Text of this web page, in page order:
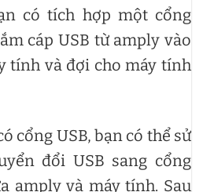
có tích hợp một cổng
cáp USB từ amply vào
tính và đợi cho máy tính
cổng USB, bạn có thể sử
đổi USB sang cổng
amply và máy tính. Sau